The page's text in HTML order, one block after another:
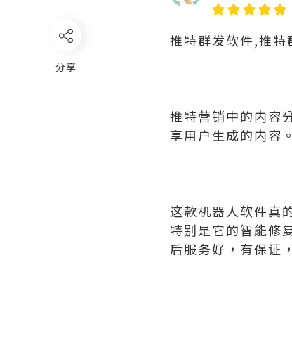
推特群发软件,推
推特营销中的内容
享用户生成的内容
这款机器人软件真
特别是它的智能修
后服务好，有保证
分享